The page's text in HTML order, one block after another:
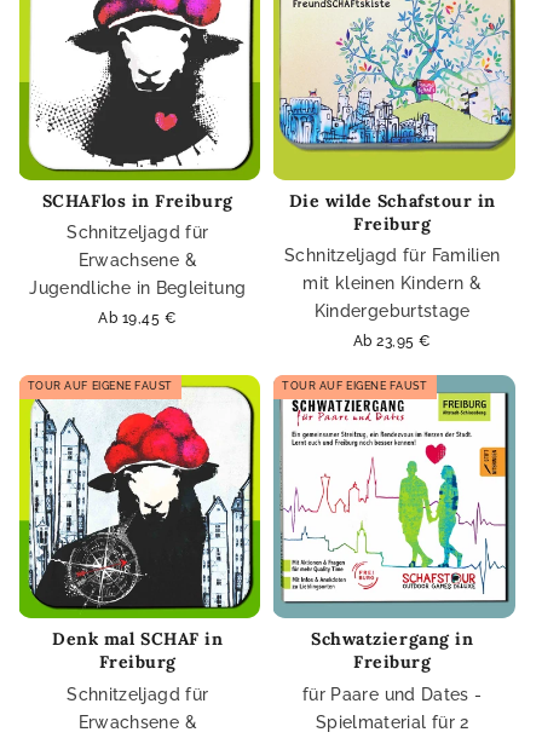
SCHAFlos in Freiburg
Schnitzeljagd für
Erwachsene &
Jugendliche in Begleitung
Normaler
Ab 19,45 €
Die wilde Schafstour in
Freiburg
Schnitzeljagd für Familien
mit kleinen Kindern &
Kindergeburtstage
Normaler
Ab 23,95 €
TOUR AUF EIGENE FAUST
Denk mal SCHAF in
Freiburg
Schnitzeljagd für
Erwachsene &
TOUR AUF EIGENE FAUST
Schwatziergang in
Freiburg
für Paare und Dates -
Spielmaterial für 2